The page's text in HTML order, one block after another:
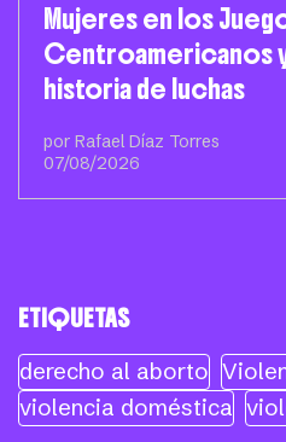
Mujeres en los
Centroamericanos
historia de luchas
por Rafael Díaz Torres
07/08/2026
ETIQUETAS
derecho al aborto
violencia doméstica